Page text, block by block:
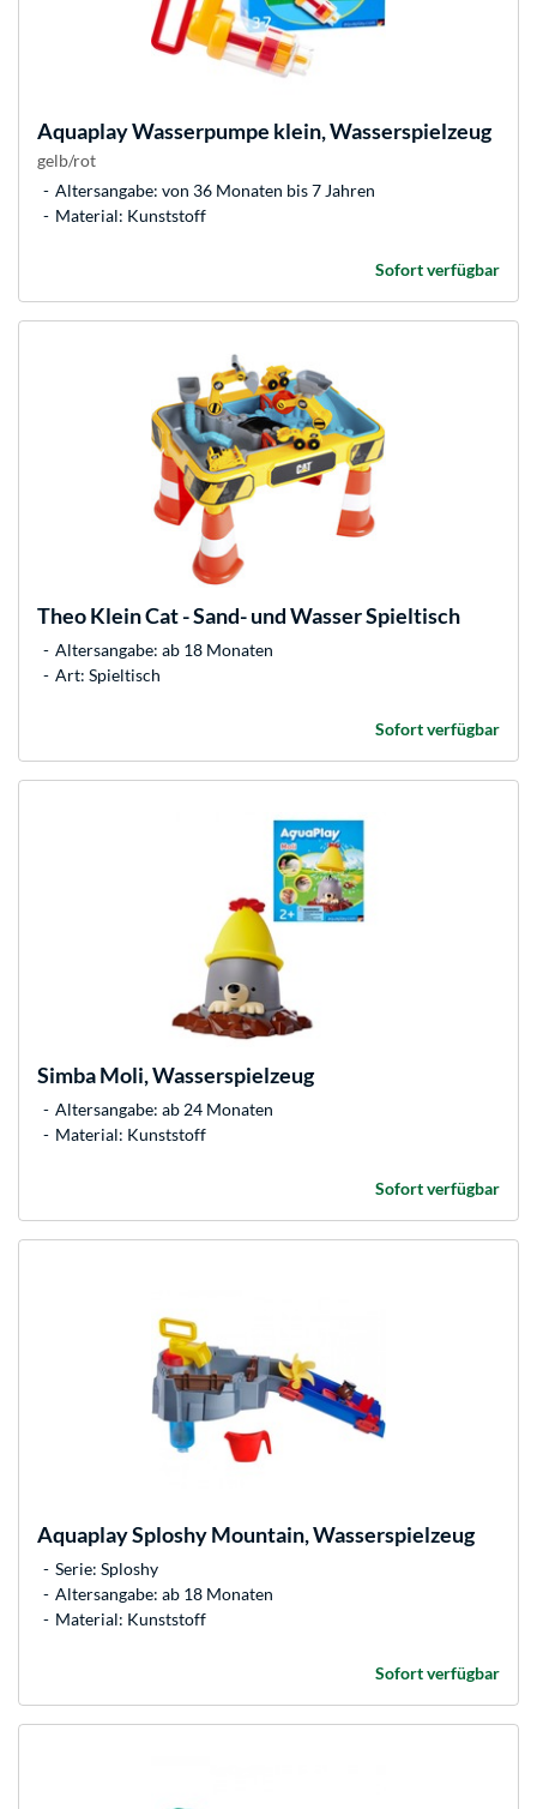
AquaplayWasserpumpe klein, Wasserspielzeug
gelb/rot
Altersangabe: von 36 Monaten bis 7 Jahren
Material: Kunststoff
Sofort verfügbar
Theo KleinCat - Sand- und Wasser Spieltisch
Altersangabe: ab 18 Monaten
Art: Spieltisch
Sofort verfügbar
SimbaMoli, Wasserspielzeug
Altersangabe: ab 24 Monaten
Material: Kunststoff
Sofort verfügbar
AquaplaySploshy Mountain, Wasserspielzeug
Serie: Sploshy
Altersangabe: ab 18 Monaten
Material: Kunststoff
Sofort verfügbar